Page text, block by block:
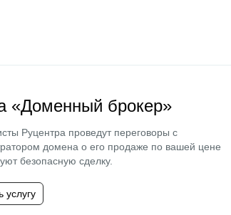
«Доменный брокер»
Руцентра проведут переговоры с
домена о его продаже по вашей цене
безопасную сделку.
услугу